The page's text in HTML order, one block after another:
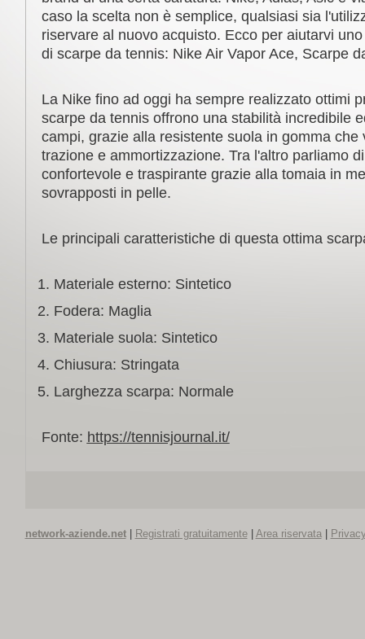
caso la scelta non è semplice, qualsiasi sia
riservare al nuovo acquisto. Ecco per aiutarvi
di scarpe da tennis: Nike Air Vapor Ace, Scarpe
La Nike fino ad oggi ha sempre realizzato ottimi
scarpe da tennis offrono una stabilità incredibile
campi, grazie alla resistente suola in gomma che
trazione e ammortizzazione. Tra l'altro parliamo
confortevole e traspirante grazie alla tomaia in
sovrapposti in pelle.
Le principali caratteristiche di questa ottima
Materiale esterno: Sintetico
Fodera: Maglia
Materiale suola: Sintetico
Chiusura: Stringata
Larghezza scarpa: Normale
Fonte: https://tennisjournal.it/
network-aziende.net| Registrati gratuitamente| Area riservata|